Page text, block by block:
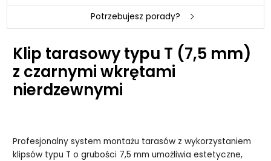
Potrzebujesz porady?
Klip tarasowy typu T (7,5 mm)
z czarnymi wkrętami
nierdzewnymi
Profesjonalny system montażu tarasów z wykorzystaniem
klipsów typu T o grubości 7,5 mm umożliwia estetyczne,